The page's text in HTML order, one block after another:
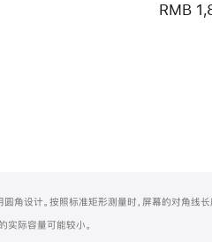
RMB
设计。按照标准矩形测量时，屏幕的对角线
际容量可能较小。